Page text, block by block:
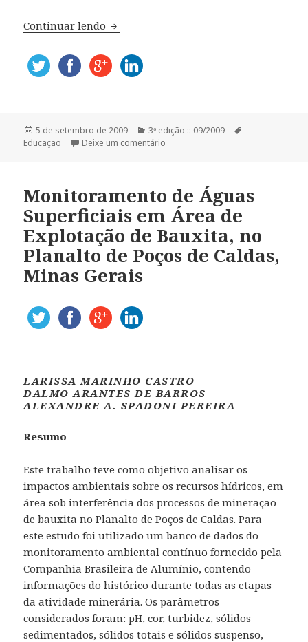
Continuar lendo Linguagem e Infância: a Literatura
Publicado
em
5 de setembro de 2009 Categorias
3ª edição :: 09/2009
Educação
Deixe um comentário
Monitoramento de Águas
Superficiais em Área de
Explotação de Bauxita, no
Planalto de Poços de Caldas,
Minas Gerais
LARISSA MARINHO CASTRO
DALMO ARANTES DE BARROS
ALEXANDRE A. SPADONI PEREIRA
Resumo
Este trabalho teve como objetivo analisar os
impactos ambientais sobre os recursos hídricos, em
área sob interferência dos processos de mineração
de bauxita no Planalto de Poços de Caldas. Para
este estudo foi utilizado um banco de dados do
monitoramento ambiental contínuo fornecido pela
Companhia Brasileira de Alumínio, contendo
informações do histórico durante todas as etapas
da atividade minerária. Os parâmetros
considerados foram: pH, cor, turbidez, sólidos
sedimentados, sólidos totais e sólidos suspenso,